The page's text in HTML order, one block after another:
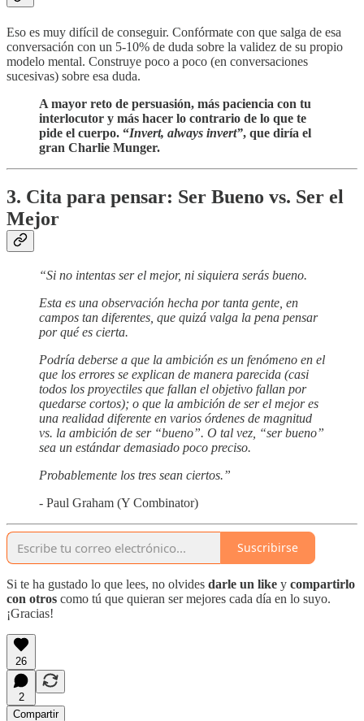
Eso es muy difícil de conseguir. Confórmate con que salga de esa
conversación con un 5-10% de duda sobre la validez de su propio
modelo mental. Construye poco a poco (en conversaciones
sucesivas) sobre esa duda.
A mayor reto de persuasión, más paciencia con tu
interlocutor y más hacer lo contrario de lo que te
pide el cuerpo. “Invert, always invert”, que diría el
gran Charlie Munger.
3. Cita para pensar: Ser Bueno vs. Ser el
Mejor
“Si no intentas ser el mejor, ni siquiera serás bueno.
Esta es una observación hecha por tanta gente, en
campos tan diferentes, que quizá valga la pena pensar
por qué es cierta.
Podría deberse a que la ambición es un fenómeno en el
que los errores se explican de manera parecida (casi
todos los proyectiles que fallan el objetivo fallan por
quedarse cortos); o que la ambición de ser el mejor es
una realidad diferente en varios órdenes de magnitud
vs. la ambición de ser “bueno”. O tal vez, “ser bueno”
sea un estándar demasiado poco preciso.
Probablemente los tres sean ciertos.”
- Paul Graham (Y Combinator)
Suscribirse
Si te ha gustado lo que lees, no olvides darle un like y compartirlo
con otros como tú que quieran ser mejores cada día en lo suyo.
¡Gracias!
26
2
Compartir